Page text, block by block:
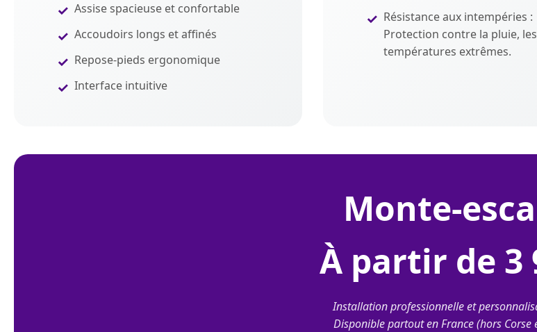
Assise spacieuse et confortable
Accoudoirs longs et affinés
Repose-pieds ergonomique
Interface intuitive
Résistance aux intempéries :
Protection contre la pluie,
températures extrêmes.
monte-
À partir de 3
Installation professionnelle et
Disponible partout en France (hors Corse